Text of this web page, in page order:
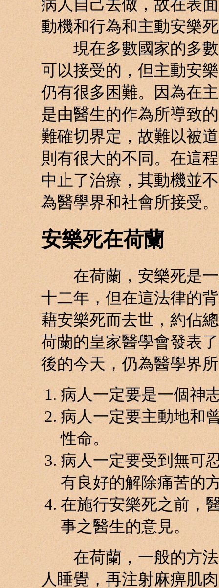
病人自己去做，故在表
動機和行為和主動安樂
現在多數國家的多數
可以接受的，但主動安
仍有很多困難。因為在
是由醫生的作為所導致
難確切界定，故難以被
則有很大的不同。在這
中止了治療，其動機並
為醫學界和社會所接受。
安樂死在荷蘭
在荷蘭，安樂死是一
十二年，但在這法律的
藉安樂死而去世，約佔
荷蘭的皇家醫學會發表
後的今天，仍為醫學界
病人一定要是一個神
病人一定要主動地和
性命。
病人一定要受到無可
有良好的解除痛苦的
在施行安樂死之前，
事之醫生的意見。
在荷蘭，一般的方法
人睡覺，再注射麻痹肌